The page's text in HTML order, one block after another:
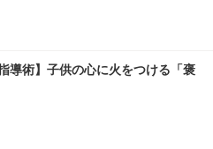
導術】子供の心に火をつける「褒